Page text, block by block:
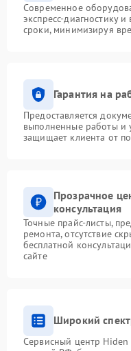
Современное
экспресс-диагностику
сроки, минимизируя
Гарантия на
Предоставляется
выполненные работы и
защищает клиента от
Прозрачное
консультация
Точные прайс-листы,
ремонта, отсутствие
бесплатной
сайте
Широкий
Сервисный центр Hiden